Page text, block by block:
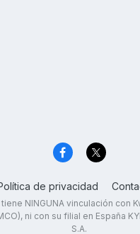
de privacidad
NINGUNA vinculación con
ni con su filial en España
S.A.